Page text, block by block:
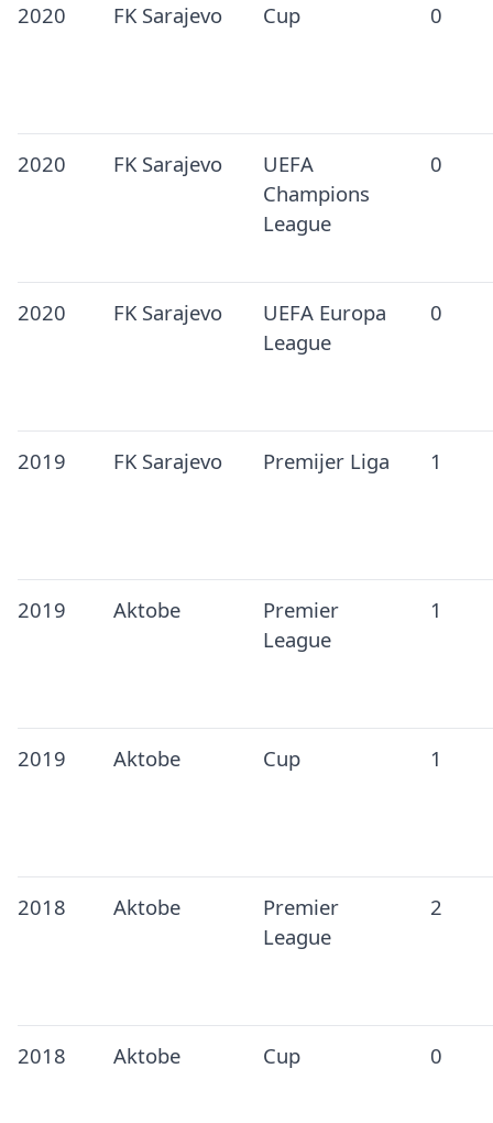
2020 FK Sarajevo Cup 0
2020 FK Sarajevo
UEFA
Champions
League
0
2020 FK Sarajevo
UEFA Europa
League
0
2019 FK Sarajevo Premijer Liga 1
2019 Aktobe
Premier
League
1
2019 Aktobe Cup 1
2018 Aktobe
Premier
League
2
2018 Aktobe Cup 0